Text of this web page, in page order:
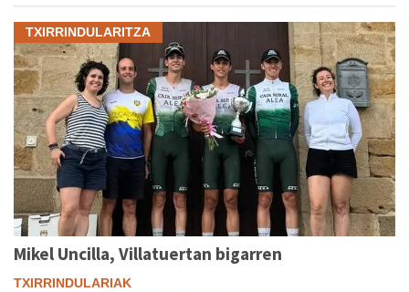
TXIRRINDULARITZA
Mikel Uncilla, Villatuertan bigarren
TXIRRINDULARIAK